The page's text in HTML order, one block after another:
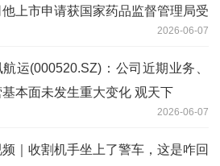
上市申请获国家药品监督管理局受
2026-06-07
航运(000520.SZ)：公司近期业务、
本面未发生重大变化 观天下
2026-06-07
｜收割机手坐上了警车，这是咋回